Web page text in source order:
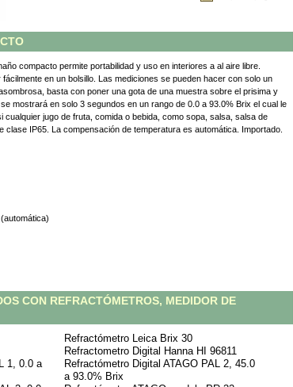
compacto permite portabilidad y uso en interiores a al aire libre.
en un bolsillo. Las mediciones se pueden hacer con solo un
basta con poner una gota de una muestra sobre el prisima y
mostrará en solo 3 segundos en un rango de 0.0 a 93.0% Brix el cual le
cualquier jugo de fruta, comida o bebida, como sopa, salsa, salsa de
clase IP65. La compensación de temperatura es automática. Importado.
CON REFRACTÓMETROS, MEDIDOR DE
Refractómetro Leica Brix 30
Refractometro Digital Hanna HI 96811
1, 0.0 a
Refractómetro Digital ATAGO PAL 2, 45.0
a 93.0% Brix